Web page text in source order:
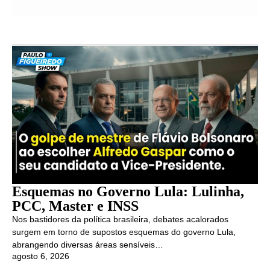
Esquemas no Governo Lula: Lulinha,
PCC, Master e INSS
Nos bastidores da política brasileira, debates acalorados
surgem em torno de supostos esquemas do governo Lula,
abrangendo diversas áreas sensíveis…
agosto 6, 2026